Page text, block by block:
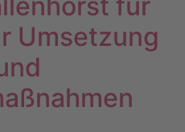
Umsetzung